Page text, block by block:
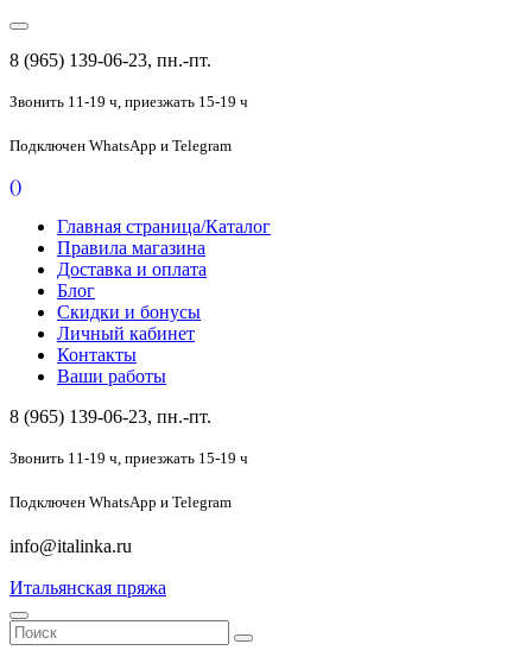
8 (965) 139-06-23, пн.-пт.
Звонить 11-19 ч, приезжать 15-19 ч
Подключен WhatsApp и Telegram
()
Главная страница/Каталог
Правила магазина
Доставка и оплата
Блог
Скидки и бонусы
Личный кабинет
Контакты
Ваши работы
8 (965) 139-06-23, пн.-пт.
Звонить 11-19 ч, приезжать 15-19 ч
Подключен WhatsApp и Telegram
info@italinka.ru
Итальянская пряжа